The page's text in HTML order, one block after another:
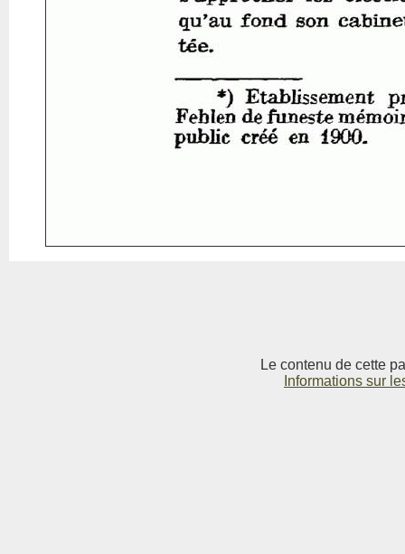
Le contenu de cette
Informations sur